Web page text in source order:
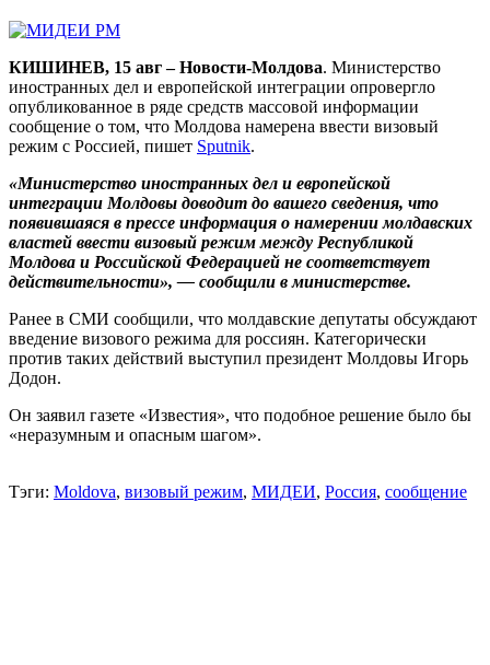
КИШИНЕВ, 15 авг – Новости-Молдова. Министерство
иностранных дел и европейской интеграции опровергло
опубликованное в ряде средств массовой информации
сообщение о том, что Молдова намерена ввести визовый
режим с Россией, пишет Sputnik.
«Министерство иностранных дел и европейской
интеграции Молдовы доводит до вашего сведения, что
появившаяся в прессе информация о намерении молдавских
властей ввести визовый режим между Республикой
Молдова и Российской Федерацией не соответствует
действительности», — сообщили в министерстве.
Ранее в СМИ сообщили, что молдавские депутаты обсуждают
введение визового режима для россиян. Категорически
против таких действий выступил президент Молдовы Игорь
Додон.
Он заявил газете «Известия», что подобное решение было бы
«неразумным и опасным шагом».
Тэги: Moldova, визовый режим, МИДЕИ, Россия, сообщение